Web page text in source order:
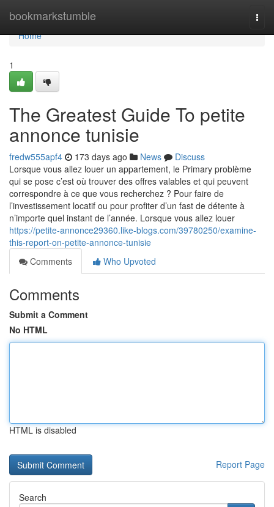
bookmarkstumble
Home
Home
1
The Greatest Guide To petite
annonce tunisie
fredw555apf4 173 days ago News
Discuss
Lorsque vous allez louer un appartement, le Primary problème
qui se pose c’est où trouver des offres valables et qui peuvent
correspondre à ce que vous recherchez ? Pour faire de
l’investissement locatif ou pour profiter d’un fast de détente à
n’importe quel instant de l’année. Lorsque vous allez louer
https://petite-annonce29360.like-blogs.com/39780250/examine-
this-report-on-petite-annonce-tunisie
Comments
Who Upvoted
Comments
Submit a Comment
No HTML
HTML is disabled
Report Page
Search